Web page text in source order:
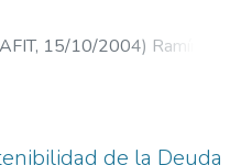
, 15/10/2004) Ramírez
Andrés
de la Deuda